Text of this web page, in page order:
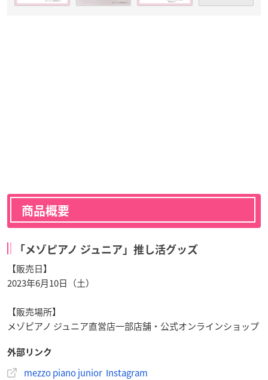
商品概要
「メゾピアノ ジュニア」推し活グッズ
【販売日】
2023年6月10日（土）
【販売場所】
メゾピアノ ジュニア直営店一部店舗・公式オンラインショップ
外部リンク
mezzo piano junior Instagram